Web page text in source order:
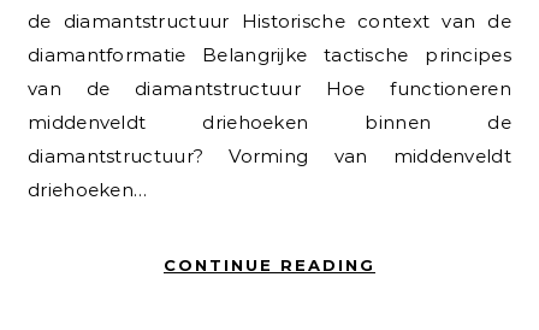
de diamantstructuur Historische context van de
diamantformatie Belangrijke tactische principes
van de diamantstructuur Hoe functioneren
middenveldt driehoeken binnen de
diamantstructuur? Vorming van middenveldt
driehoeken…
CONTINUE READING